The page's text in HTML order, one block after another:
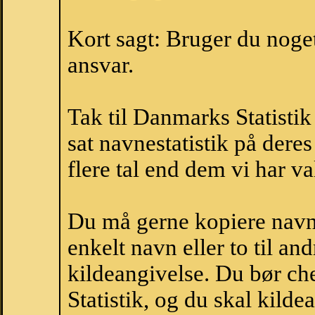
Kort sagt: Bruger du
ansvar.
Tak til Danmarks
sat navnestatistik på
flere tal end dem vi har
Du må gerne kopiere
enkelt navn eller to til
kildeangivelse. Du bør
Statistik, og du skal